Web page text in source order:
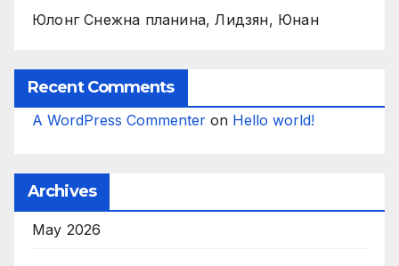
Юлонг Снежна планина, Лидзян, Юнан
Recent Comments
A WordPress Commenter on Hello world!
Archives
May 2026